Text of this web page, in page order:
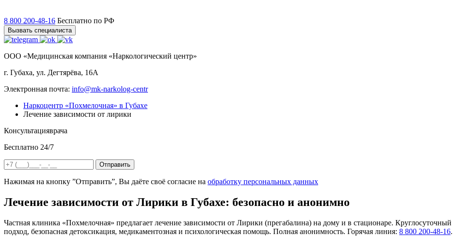
8 800 200-48-16 Бесплатно по РФ
Вызвать специалиста
ООО «Медицинская компания «Наркологический центр»
г. Губаха, ул. Дегтярёва, 16А
Электронная почта: info@mk-narkolog-centr
Наркоцентр «Похмелочная» в Губахе
Лечение зависимости от лирики
Консультацияврача
Бесплатно 24/7
Отправить
Нажимая на кнопку ”Отправить”, Вы даёте своё согласие на обработку персональных данных
Лечение зависимости от Лирики в Губахе: безопасно и анонимно
Частная клиника «Похмелочная» предлагает лечение зависимости от Лирики (прегабалина) на дому и в стационаре.
подход, безопасная детоксикация, медикаментозная и психологическая помощь. Полная анонимность. Горячая линия: 8 800 200-48-16.